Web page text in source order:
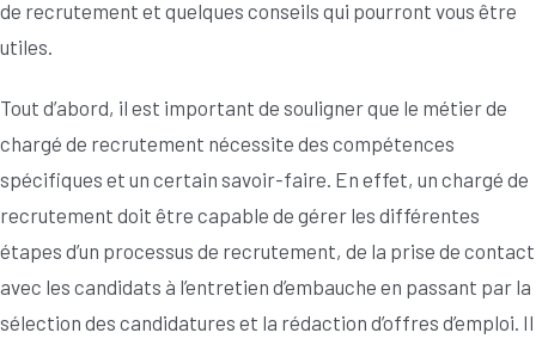
de recrutement et quelques conseils qui pourront vous être
utiles.
Tout d’abord, il est important de souligner que le métier de
chargé de recrutement nécessite des compétences
spécifiques et un certain savoir-faire. En effet, un chargé de
recrutement doit être capable de gérer les différentes
étapes d’un processus de recrutement, de la prise de contact
avec les candidats à l’entretien d’embauche en passant par la
sélection des candidatures et la rédaction d’offres d’emploi. Il